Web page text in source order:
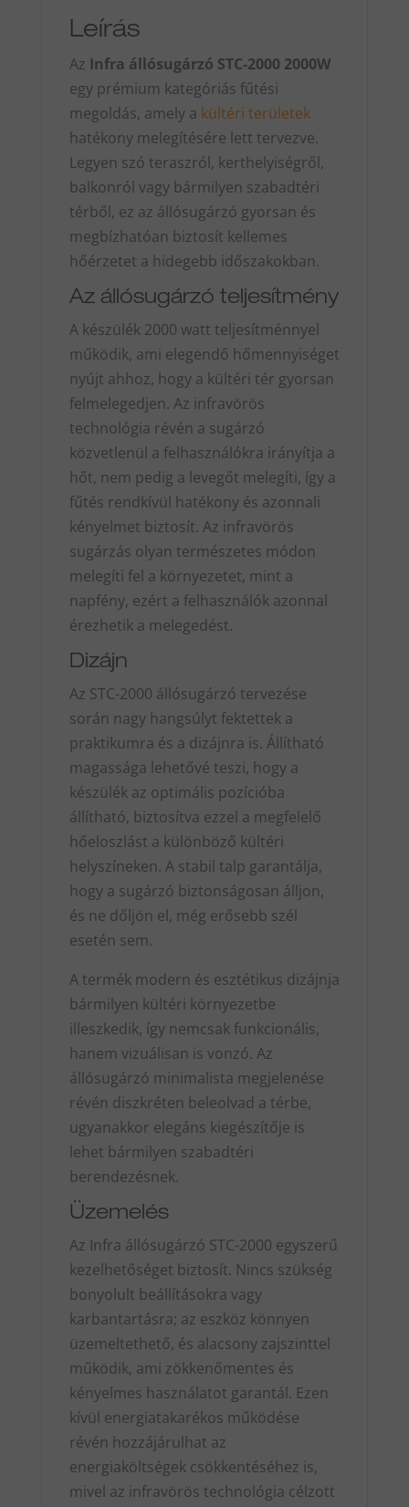
Leírás
Az Infra állósugárzó STC-2000 2000W
egy prémium kategóriás fűtési
megoldás, amely a kültéri területek
hatékony melegítésére lett tervezve.
Legyen szó teraszról, kerthelyiségről,
balkonról vagy bármilyen szabadtéri
térből, ez az állósugárzó gyorsan és
megbízhatóan biztosít kellemes
hőérzetet a hidegebb időszakokban.
Az állósugárzó teljesítmény
A készülék 2000 watt teljesítménnyel
működik, ami elegendő hőmennyiséget
nyújt ahhoz, hogy a kültéri tér gyorsan
felmelegedjen. Az infravörös
technológia révén a sugárzó
közvetlenül a felhasználókra irányítja a
hőt, nem pedig a levegőt melegíti, így a
fűtés rendkívül hatékony és azonnali
kényelmet biztosít. Az infravörös
sugárzás olyan természetes módon
melegíti fel a környezetet, mint a
napfény, ezért a felhasználók azonnal
érezhetik a melegedést.
Dizájn
Az STC-2000 állósugárzó tervezése
során nagy hangsúlyt fektettek a
praktikumra és a dizájnra is. Állítható
magassága lehetővé teszi, hogy a
készülék az optimális pozícióba
állítható, biztosítva ezzel a megfelelő
hőeloszlást a különböző kültéri
helyszíneken. A stabil talp garantálja,
hogy a sugárzó biztonságosan álljon,
és ne dőljön el, még erősebb szél
esetén sem.
A termék modern és esztétikus dizájnja
bármilyen kültéri környezetbe
illeszkedik, így nemcsak funkcionális,
hanem vizuálisan is vonzó. Az
állósugárzó minimalista megjelenése
révén diszkréten beleolvad a térbe,
ugyanakkor elegáns kiegészítője is
lehet bármilyen szabadtéri
berendezésnek.
Üzemelés
Az Infra állósugárzó STC-2000 egyszerű
kezelhetőséget biztosít. Nincs szükség
bonyolult beállításokra vagy
karbantartásra; az eszköz könnyen
üzemeltethető, és alacsony zajszinttel
működik, ami zökkenőmentes és
kényelmes használatot garantál. Ezen
kívül energiatakarékos működése
révén hozzájárulhat az
energiaköltségek csökkentéséhez is,
mivel az infravörös technológia célzott